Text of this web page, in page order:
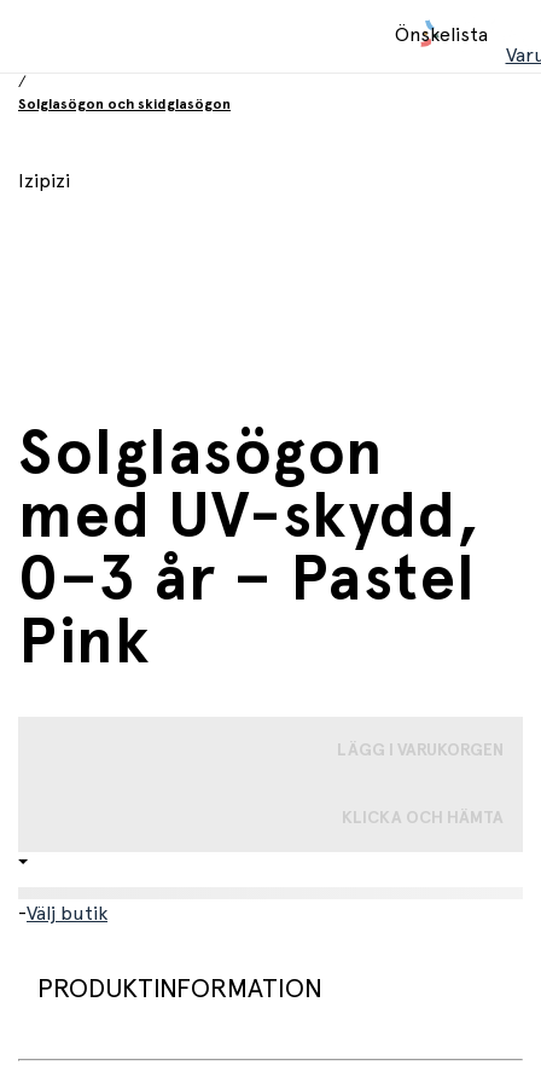
Önskelista
/
Solglasögon och skidglasögon
Izipizi
Solglasögon
med UV-skydd,
0–3 år – Pastel
Pink
LÄGG I VARUKORGEN
KLICKA OCH HÄMTA
-Välj butik
PRODUKTINFORMATION